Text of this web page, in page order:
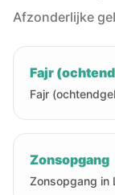
Afzonderlijke
Fajr
Fajr
Zonsopgang
Zonsopgang in